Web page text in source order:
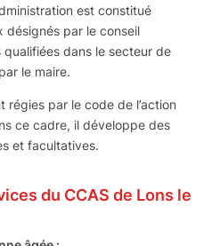
est constitué
désignés par le conseil
dans le secteur de
le maire.
régies par le code de l’action
ce cadre, il développe des
et facultatives.
du CCAS de Lons le